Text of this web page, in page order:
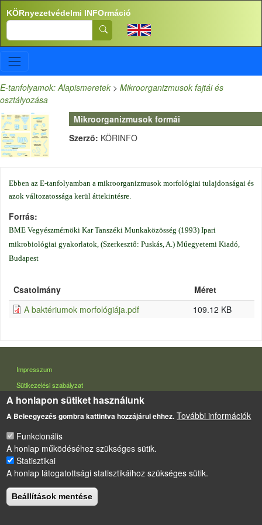
Ugrás a tartalomra
KÖRnyezetvédelmi INFOrmáció
Search
E-tanfolyamok: Alapismeretek > Mikroorganizmusok fajtái és
osztályozása
Mikroorganizmusok formái
Szerző: KÖRINFO
Ebben az E-tanfolyamban a mikroorganizmusok morfológiai tulajdonságai és
azok változatossága kerül áttekintésre.
Forrás
BME Vegyészmérnöki Kar Tanszéki Munkaközösség (1993) Ipari
mikrobiológiai gyakorlatok, (Szerkesztő: Puskás, A.) Műegyetemi Kiadó,
Budapest
Csatolmány
Méret
A baktériumok morfológiája.pdf
109.12 KB
LÁBLÉC
Impresszum
Sütikezelési szabályzat
Drupalalapú webhely
A honlapon sütiket használunk
A Beleegyezés gombra kattintva hozzájárul ehhez. További információk
Funkcionális
A honlap működéséhez szükséges sütik.
Statisztikai
A honlap látogatottsági statisztikáihoz szükséges sütik.
Beállítások mentése